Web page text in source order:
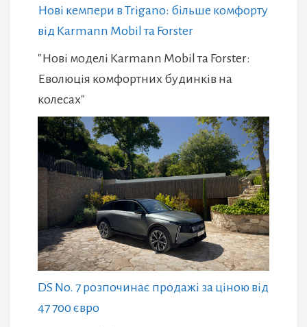
Нові кемпери в Trigano: більше комфорту
від Karmann Mobil та Forster
"Нові моделі Karmann Mobil та Forster:
Еволюція комфортних будинків на
колесах"
DS No. 7 розпочинає продажі за ціною від
47 700 євро